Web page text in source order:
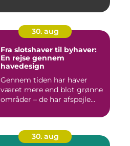
30. aug
Fra slotshaver til byhaver:
En rejse gennem
havedesign
Gennem tiden har haver
været mere end blot grønne
områder – de har afspejle...
30. aug